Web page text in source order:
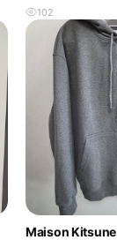
102
Maison Kitsune